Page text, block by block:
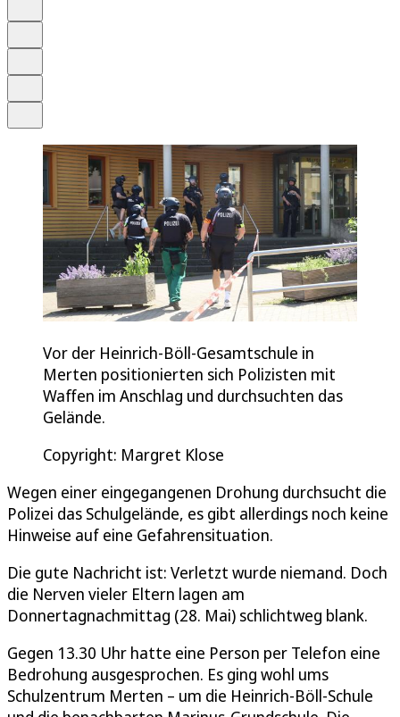
Vor der Heinrich-Böll-Gesamtschule in
Merten positionierten sich Polizisten mit
Waffen im Anschlag und durchsuchten das
Gelände.
Copyright: Margret Klose
Wegen einer eingegangenen Drohung durchsucht die
Polizei das Schulgelände, es gibt allerdings noch keine
Hinweise auf eine Gefahrensituation.
Die gute Nachricht ist: Verletzt wurde niemand. Doch
die Nerven vieler Eltern lagen am
Donnertagnachmittag (28. Mai) schlichtweg blank.
Gegen 13.30 Uhr hatte eine Person per Telefon eine
Bedrohung ausgesprochen. Es ging wohl ums
Schulzentrum Merten – um die Heinrich-Böll-Schule